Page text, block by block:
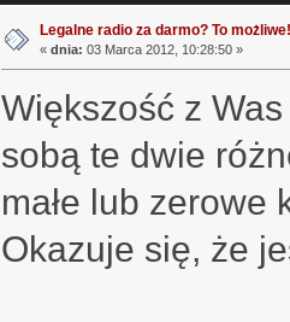
Legalne radio za darmo? To możliwe!
« dnia: 03 Marca 2012, 10:28:50 »
Większość z
sobą te dwie
małe lub zerowe
Okazuje się, że